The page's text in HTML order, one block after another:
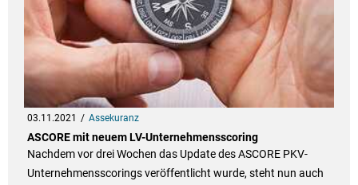
03.11.2021 Assekuranz
ASCORE mit neuem LV-Unternehmensscoring
Nachdem vor drei Wochen das Update des ASCORE PKV-
Unternehmensscorings veröffentlicht wurde, steht nun auch